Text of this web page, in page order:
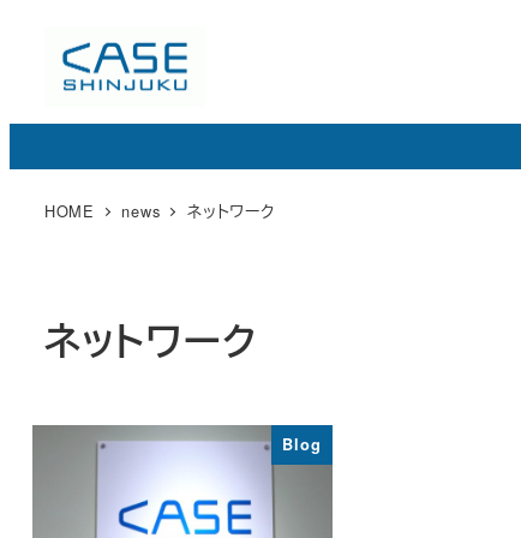
コ
HOME news ネットワーク
ネットワーク
Blog